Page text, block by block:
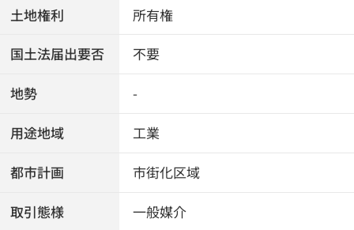
土地権利 所有権
国土法届出要否 不要
地勢 -
用途地域 工業
都市計画 市街化区域
取引態様 一般媒介